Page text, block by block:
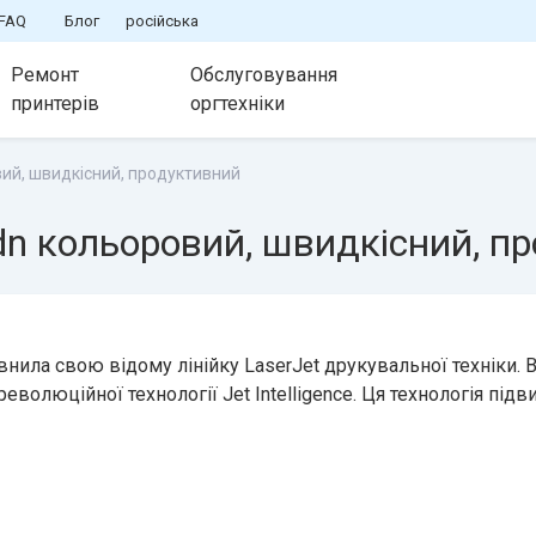
Блог російська
Ремонт
принтерів
Обслуговування
оргтехніки
швидкісний, продуктивний
кольоровий, швидкісний,
свою відому лінійку LaserJet друкувальної техніки.
технології Jet Intelligence. Ця технологія